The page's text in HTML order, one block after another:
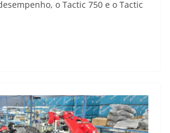
o Tactic 750 e o Tactic